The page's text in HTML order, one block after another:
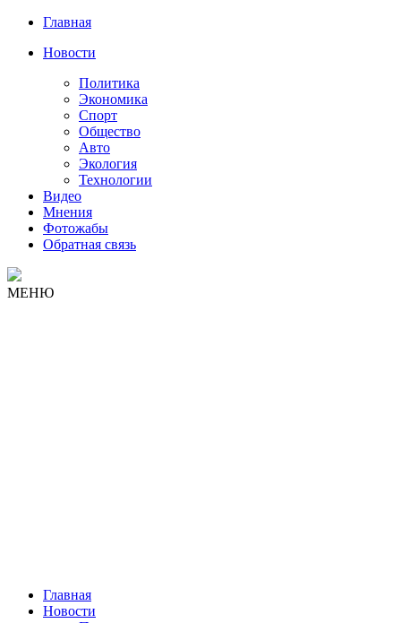
Главная
Новости
Политика
Экономика
Спорт
Общество
Авто
Экология
Технологии
Видео
Мнения
Фотожабы
Обратная связь
МЕНЮ
Главная
Новости